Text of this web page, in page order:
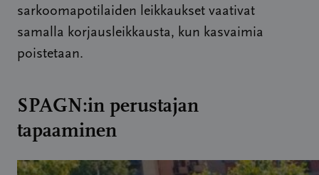
sarkoomapotilaiden leikkaukset vaativat
samalla korjausleikkausta, kun kasvaimia
poistetaan.
SPAGN:in perustajan
tapaaminen